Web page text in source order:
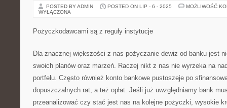
POSTED BY ADMIN POSTED ON LIP - 6 - 2025
MOŻLIWOŚĆ
WYŁĄCZONA
Pożyczkodawcami są z reguły instytucje
Dla znacznej większości z nas pożyczanie dewiz od banku jest
swoich planów oraz marzeń. Raczej nikt z nas nie wyrzeka na
portfelu. Często również konto bankowe pustoszeje po
dopuszczalnych rat, a też opłat. Jeśli już uwzględniamy bank
przeanalizować czy stać jest nas na kolejne pożyczki, wysokie